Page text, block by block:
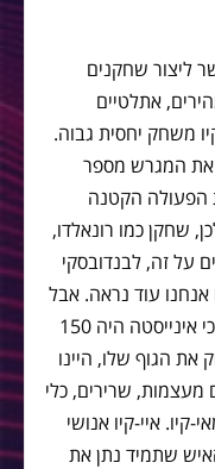
ליצור שחקנים
אתלטיים
משחק יחסית גבוה.
את המגרש מספר
הפעולה הקטנה
שחקן כמו רונאלדו,
על זה, לבנדובסקי
אנחנו עוד נראה. אבל
שחקן כמו אינייסטה לא נראה לעולם, כי אינייסטה היה 150
את הגוף שלו, היינו
מעצמות, שרירים, כלי
קיו. איי-קיו אנושי
שתמיד נתן את